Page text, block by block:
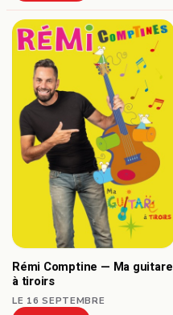
Rémi Comptine — Ma guitare
à tiroirs
LE 16 SEPTEMBRE